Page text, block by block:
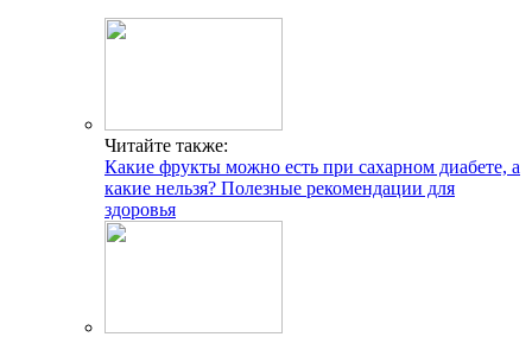
Читайте также:
Какие фрукты можно есть при сахарном диабете, а
какие нельзя? Полезные рекомендации для
здоровья